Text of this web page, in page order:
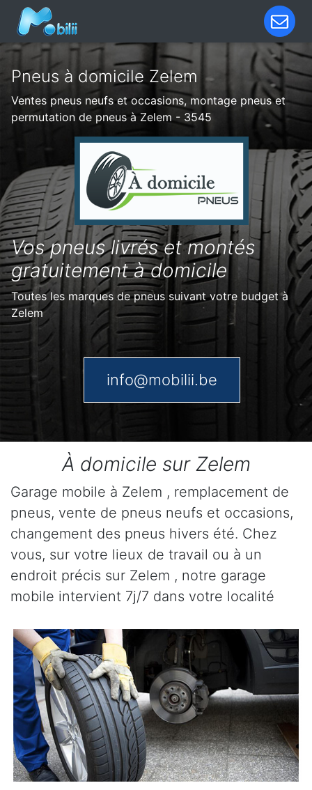
Pneus à domicile Zelem
Ventes pneus neufs et occasions, montage pneus et
permutation de pneus à Zelem - 3545
Vos pneus livrés et montés
gratuitement à domicile
Toutes les marques de pneus suivant votre budget à
Zelem
info@mobilii.be
À domicile sur Zelem
Garage mobile à Zelem , remplacement de
pneus, vente de pneus neufs et occasions,
changement des pneus hivers été. Chez
vous, sur votre lieux de travail ou à un
endroit précis sur Zelem , notre garage
mobile intervient 7j/7 dans votre localité